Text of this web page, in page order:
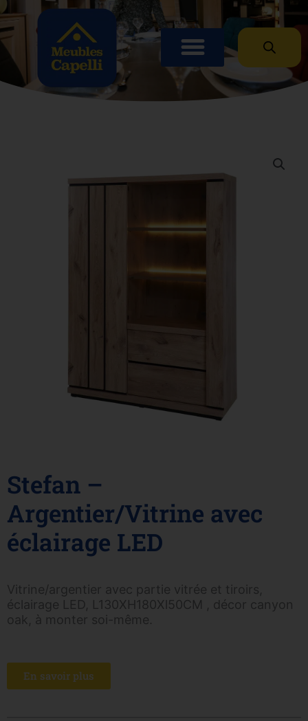
Stefan –
Argentier/Vitrine avec
éclairage LED
Vitrine/argentier avec partie vitrée et tiroirs,
éclairage LED, L130XH180Xl50CM , décor canyon
oak, à monter soi-même.
En savoir plus
Panneau de gestion des cookies